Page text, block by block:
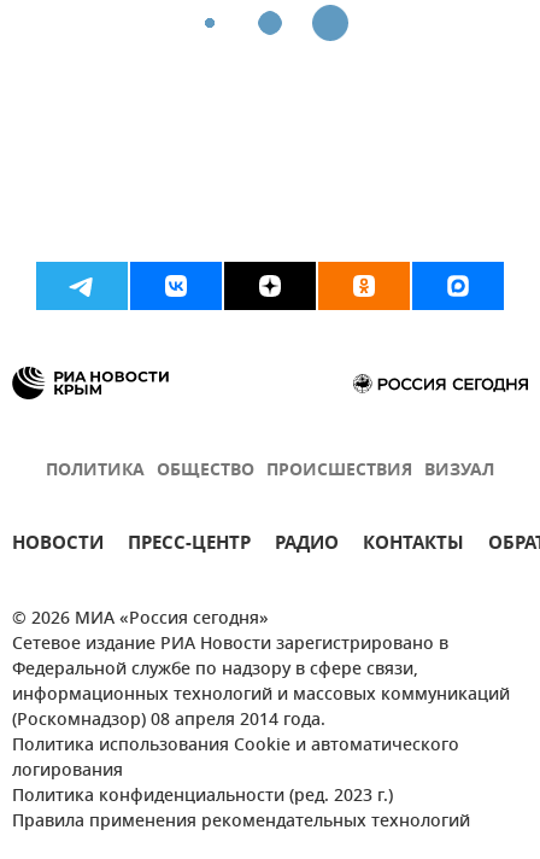
ПОЛИТИКА ОБЩЕСТВО ПРОИСШЕСТВИЯ ВИЗУАЛ
НОВОСТИ ПРЕСС-ЦЕНТР РАДИО КОНТАКТЫ
© 2026 МИА «Россия сегодня»
Сетевое издание РИА Новости зарегистрировано в
Федеральной службе по надзору в сфере связи,
информационных технологий и массовых коммуникаций
(Роскомнадзор) 08 апреля 2014 года.
Политика использования Cookie и автоматического
логирования
Политика конфиденциальности (ред. 2023 г.)
Правила применения рекомендательных технологий